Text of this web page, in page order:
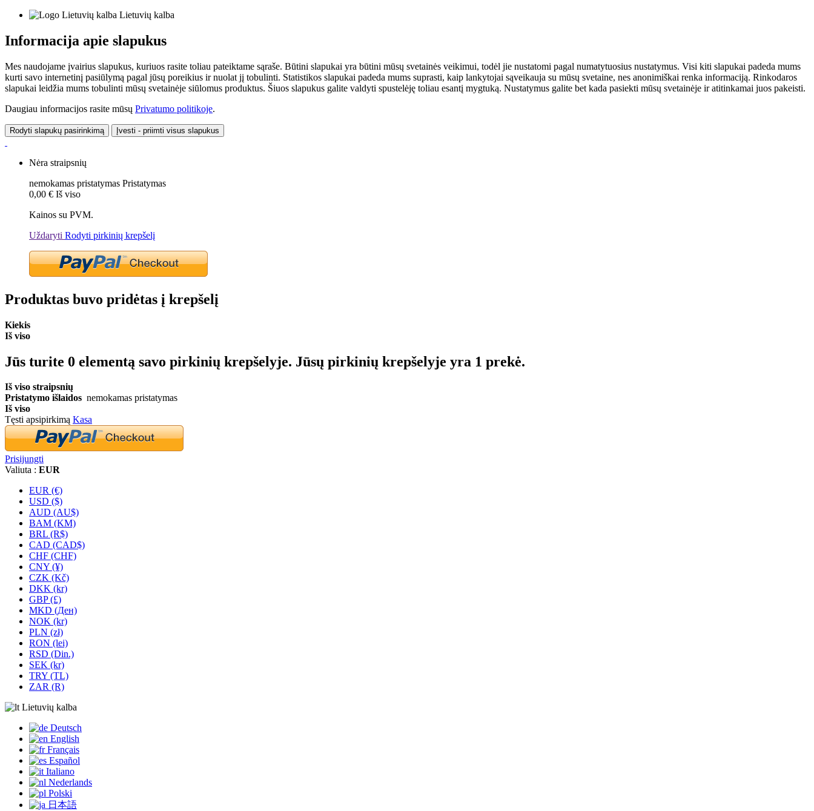
Lietuvių kalba
Informacija apie slapukus
Mes naudojame įvairius slapukus, kuriuos rasite toliau pateiktame sąraše. Būtini slapukai yra būtini mūsų svetainės veikimui, todėl jie nustatomi pagal numatytuosius nustatymus. Visi kiti slapukai padeda mums
kurti savo internetinį pasiūlymą pagal jūsų poreikius ir nuolat jį tobulinti. Statistikos slapukai padeda mums suprasti, kaip lankytojai sąveikauja su mūsų svetaine, nes anonimiškai renka informaciją. Rinkodaros
slapukai leidžia mums tobulinti mūsų svetainėje siūlomus produktus. Šiuos slapukus galite valdyti spustelėję toliau esantį mygtuką. Nustatymus galite bet kada pasiekti mūsų svetainėje ir atitinkamai juos pakeisti.
Daugiau informacijos rasite mūsų Privatumo politikoje.
Rodyti slapukų pasirinkimą Įvesti - priimti visus slapukus
Nėra straipsnių
nemokamas pristatymas Pristatymas
0,00 € Iš viso
Kainos su PVM.
Uždaryti Rodyti pirkinių krepšelį
Produktas buvo pridėtas į krepšelį
Kiekis
Iš viso
Jūs turite 0 elementą savo pirkinių krepšelyje. Jūsų pirkinių krepšelyje yra 1 prekė.
Iš viso straipsnių
Pristatymo išlaidos nemokamas pristatymas
Iš viso
Tęsti apsipirkimą Kasa
Prisijungti
Valiuta : EUR
EUR (€)
USD ($)
AUD (AU$)
BAM (KM)
BRL (R$)
CAD (CAD$)
CHF (CHF)
CNY (¥)
CZK (Kč)
DKK (kr)
GBP (£)
MKD (Ден)
NOK (kr)
PLN (zł)
RON (lei)
RSD (Din.)
SEK (kr)
TRY (TL)
ZAR (R)
Lietuvių kalba
Deutsch
English
Français
Español
Italiano
Nederlands
Polski
日本語